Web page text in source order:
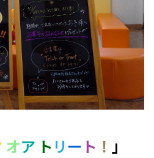
オア ト リー ト ！ 」